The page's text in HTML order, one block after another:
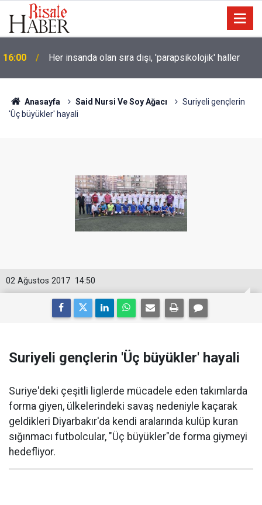
16:00 Her insanda olan sıra dışı, 'parapsikolojik' haller
Anasayfa Said Nursi Ve Soy Ağacı
Suriyeli gençlerin
'Üç büyükler' hayali
14:50
02 Ağustos 2017
Suriyeli gençlerin 'Üç büyükler' hayali
Suriye'deki çeşitli liglerde mücadele eden takımlarda
forma giyen, ülkelerindeki savaş nedeniyle kaçarak
geldikleri Diyarbakır'da kendi aralarında kulüp kuran
sığınmacı futbolcular, "Üç büyükler"de forma giymeyi
hedefliyor.